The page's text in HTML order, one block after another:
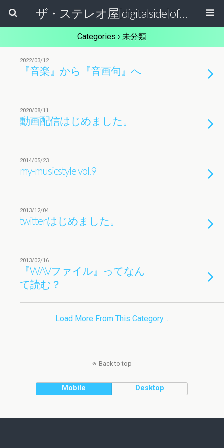
ザ・ステレオ屋[digitalside]official blog.
Categories › 未分類
2022/03/12
『音楽』から『音画句』へ
2020/08/11
動画配信はじめました。
2014/05/23
my-musicstyle vol.9
2013/12/04
twitterはじめました。
2013/02/16
『WAVファイル』ってなん
て読む？
Load More From This Category…
Back to top
Mobile Desktop